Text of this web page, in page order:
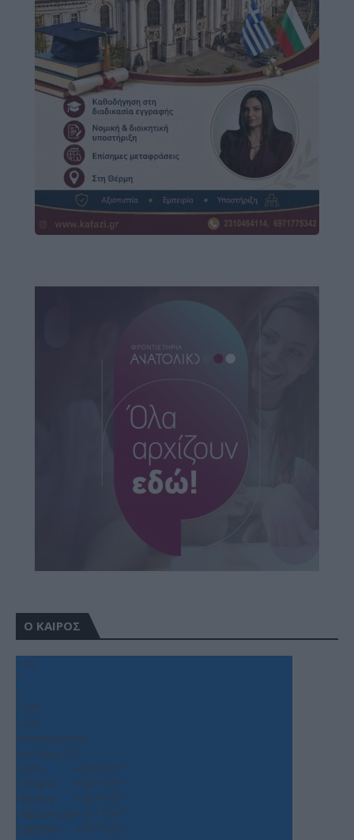
Ο ΚΑΙΡΟΣ
+32
°
C
+32°
+25°
Θεσσαλονίκη
Δευτέρα, 10
Τρίτη
+34°+25°
Τετάρτη
+38°+25°
Πέμπτη
+36°+25°
Παρασκευή+31°+24°
Σάββατο
+30°+22°